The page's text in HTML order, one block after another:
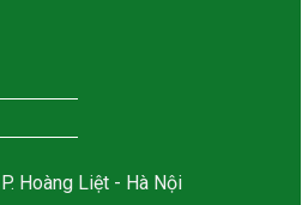
Hoàng Liệt - Hà Nội